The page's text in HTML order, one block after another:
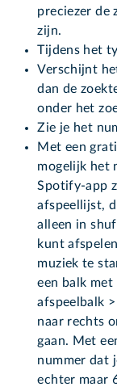
preciezer de
zijn.
Tijdens het
Verschijnt
dan de
onder het
Zie je het
Met een
mogelijk het
Spotify-app
afspeellijst,
alleen in
kunt
muziek te
een balk
afspeelbalk
naar rechts
gaan. Met
nummer dat
echter maar